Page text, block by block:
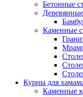
Бетонные
Каменные
Курны для
Каменные